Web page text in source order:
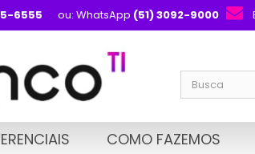
6555 ou: WhatsApp (51) 3092-9000
COMO FAZEMOS